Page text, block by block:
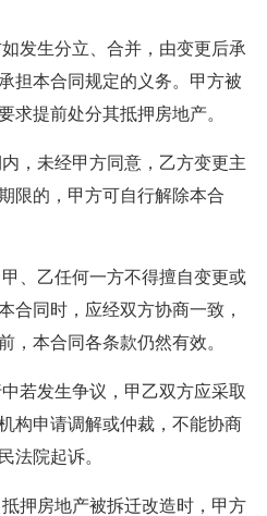
发生分立、合并，由变更后承
担本合同规定的义务。甲方被
求提前处分其抵押房地产。
，未经甲方同意，乙方变更主
限的，甲方可自行解除本合
、乙任何一方不得擅自变更或
合同时，应经双方协商一致，
，本合同各条款仍然有效。
若发生争议，甲乙双方应采取
构申请调解或仲裁，不能协商
法院起诉。
押房地产被拆迁改造时，甲方